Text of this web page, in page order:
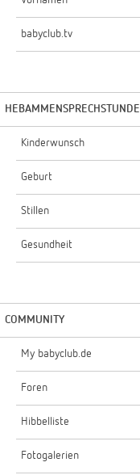
babyclub.tv
HEBAMMENSPRECHSTUNDE
Kinderwunsch
Geburt
Stillen
Gesundheit
COMMUNITY
My babyclub.de
Foren
Hibbelliste
Fotogalerien